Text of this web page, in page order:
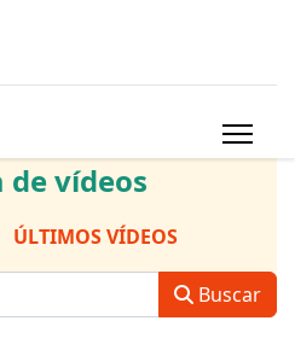
de vídeos
ÚLTIMOS VÍDEOS
Buscar